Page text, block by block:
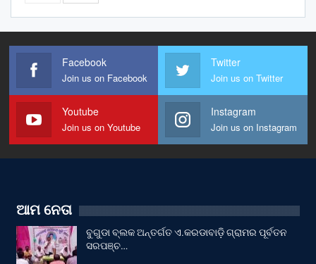
Facebook
Join us on Facebook
Twitter
Join us on Twitter
Youtube
Join us on Youtube
Instagram
Join us on Instagram
ଆମ ନେତା
ବୁଗୁଡା ବ୍ଲକ ଅନ୍ତର୍ଗତ ଏ.କରଡାବାଡ଼ି ଗ୍ରାମର ପୂର୍ବତନ
ସରପଞ୍ଚ…